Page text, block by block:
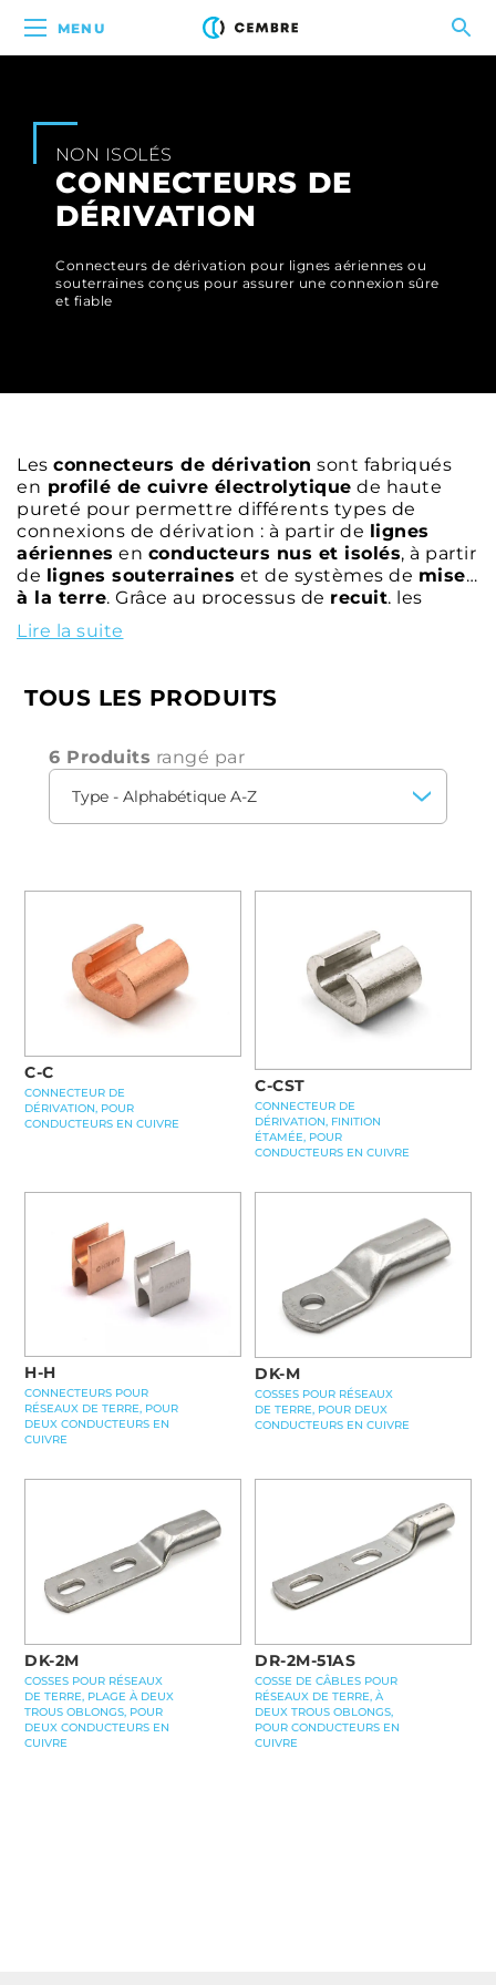
MENU
NON ISOLÉS
CONNECTEURS DE
DÉRIVATION
Connecteurs de dérivation pour lignes aériennes ou
souterraines conçus pour assurer une connexion sûre
et fiable
Les connecteurs de dérivation sont fabriqués
en profilé de cuivre électrolytique de haute
pureté pour permettre différents types de
connexions de dérivation : à partir de lignes
aériennes en conducteurs nus et isolés, à partir
de lignes souterraines et de systèmes de mise
à la terre. Grâce au processus de recuit, les
connecteurs de dérivation sont plus
comprimer
d'utiliser les connecteurs avec
sections deconducteurs.
Lire la suite
TOUS LES PRODUITS
6 Produits rangé par
C-C
CONNECTEUR DE
DÉRIVATION, POUR
CONDUCTEURS EN CUIVRE
C-CST
CONNECTEUR DE
DÉRIVATION, FINITION
ÉTAMÉE, POUR
CONDUCTEURS EN CUIVRE
H-H
CONNECTEURS POUR
RÉSEAUX DE TERRE, POUR
DEUX CONDUCTEURS EN
CUIVRE
DK-M
COSSES POUR RÉSEAUX
DE TERRE, POUR DEUX
CONDUCTEURS EN CUIVRE
DK-2M
COSSES POUR RÉSEAUX
DE TERRE, PLAGE À DEUX
TROUS OBLONGS, POUR
DEUX CONDUCTEURS EN
CUIVRE
DR-2M-51AS
COSSE DE CÂBLES POUR
RÉSEAUX DE TERRE, À
DEUX TROUS OBLONGS,
POUR CONDUCTEURS EN
CUIVRE